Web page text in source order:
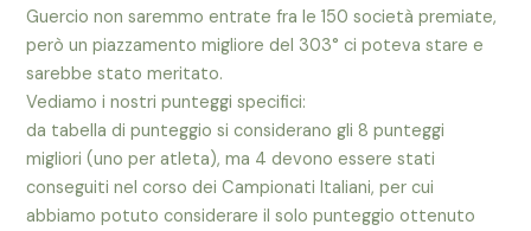
Guercio non saremmo entrate fra le 150 società premiate,
però un piazzamento migliore del 303° ci poteva stare e
sarebbe stato meritato.
Vediamo i nostri punteggi specifici:
da tabella di punteggio si considerano gli 8 punteggi
migliori (uno per atleta), ma 4 devono essere stati
conseguiti nel corso dei Campionati Italiani, per cui
abbiamo potuto considerare il solo punteggio ottenuto